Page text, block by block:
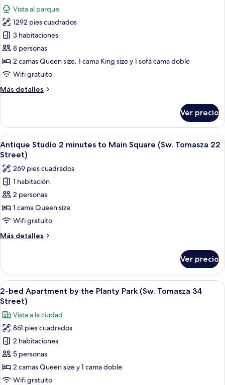
Slawkowska
30
Street
las
fotos
de
Departamento
de
lujo,
3
2
al
parque
(Sw.
Tomasza
34
Street)
Vista al parque
1292 pies cuadrados
3 habitaciones
8 personas
2 camas Queen size, 1 cama King size y 1 sofá cama doble
Wifi gratuito
Más detalles
Más
de
lujo,
3
habitaciones,
baños,
vista
al
parque
(Sw.
34
Street)
Ver precio
Abrir
todas
las
fotos
de
Antique
Studio
2
minutes
to
Square
(Sw.
Tomasza
22
Street)
Un cuarto de hotel con una cama,
33
Antique Studio 2 minutes to Main Square (Sw. Tomasza 22
Street)
269 pies cuadrados
1 habitación
2 personas
1 cama Queen size
Wifi gratuito
Más detalles
Más
Studio
minutes
to
Square
(Sw.
Tomasza
22
Street)
Ver precio
Abrir
todas
las
fotos
de
2-
bed
Apartment
by
Un dormitorio con tragaluz, cama,
24
2-bed Apartment by the Planty Park (Sw. Tomasza 34
Street)
Vista a la ciudad
861 pies cuadrados
2 habitaciones
5 personas
2 camas Queen size y 1 cama doble
Wifi gratuito